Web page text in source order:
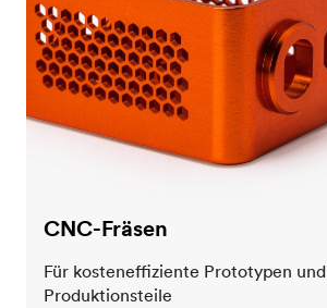
CNC-Fräsen
Für kosteneffiziente Prototypen und
Produktionsteile